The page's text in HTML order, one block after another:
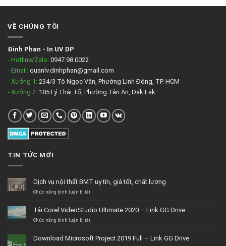
VỀ CHÚNG TÔI
Đinh Phan - In UV DP
- Hotline/Zalo: 0947.98.0022
- Email: quanlv.dinhphan@gmail.com
- Xưởng 1: 234/3 Tô Ngọc Vân, Phường Linh Đông, TP. HCM
- Xưởng 2: 185 Lý Thái Tổ, Phường Tân An, Đắk Lắk
TIN TỨC MỚI
Dịch vụ nội thất BMT uy tín, giá tốt, chất lượng
Chức năng bình luận bị tắtở
nội
thất
tín,
Tải Corel VideoStudio Ultimate 2020 – Link GG Drive
Chức năng bình luận bị tắtở
VideoStudio
Download Microsoft Project 2019 Full – Link GG Drive